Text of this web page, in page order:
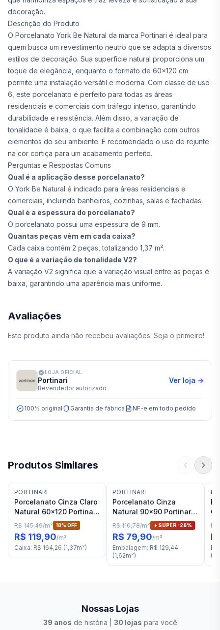
decoração.
Descrição do Produto
O Porcelanato York Be Natural da marca Portinari é ideal para
quem busca um revestimento neutro que se adapta a diversos
estilos de decoração. Sua superfície natural proporciona um
toque de elegância, enquanto o formato de 60x120 cm
permite uma instalação versátil e moderna. Com classe de uso
6, este porcelanato é perfeito para todas as áreas
residenciais e comerciais com tráfego intenso, garantindo
durabilidade e resistência. Além disso, a variação de
tonalidade é baixa, o que facilita a combinação com outros
elementos do seu ambiente. É recomendado o uso de rejunte
na cor cortiça para um acabamento perfeito.
Perguntas e Respostas Comuns
Qual é a aplicação desse porcelanato?
O York Be Natural é indicado para áreas residenciais e
comerciais, incluindo banheiros, cozinhas, salas e fachadas.
Qual é a espessura do porcelanato?
O porcelanato possui uma espessura de 9 mm.
Quantas peças vêm em cada caixa?
Cada caixa contém 2 peças, totalizando 1,37 m².
O que é a variação de tonalidade V2?
A variação V2 significa que a variação visual entre as peças é
baixa, garantindo uma aparência mais uniforme.
Avaliações
Este produto ainda não recebeu avaliações. Seja o primeiro!
LOJA OFICIAL
Portinari
Revendedor autorizado
Ver loja →
100% original Garantia de fábrica NF-e em todo pedido
Produtos Similares
PORTINARI
Porcelanato Cinza Claro
Natural 60x120 Portinari
Citta RET "A"
R$ 145,49/m² 18% OFF
R$ 119,90/m²
Caixa: R$ 164,26 (1,37m²)
PORTINARI
Porcelanato Cinza
Natural 90x90 Portinari
Distrito SGR RET "A"
R$ 110,78/m² SUPER -28%
R$ 79,90/m²
Embalagem: R$ 129,44
(1,62m²)
R$
(
Nossas Lojas
39 anos de história | 30 lojas para você